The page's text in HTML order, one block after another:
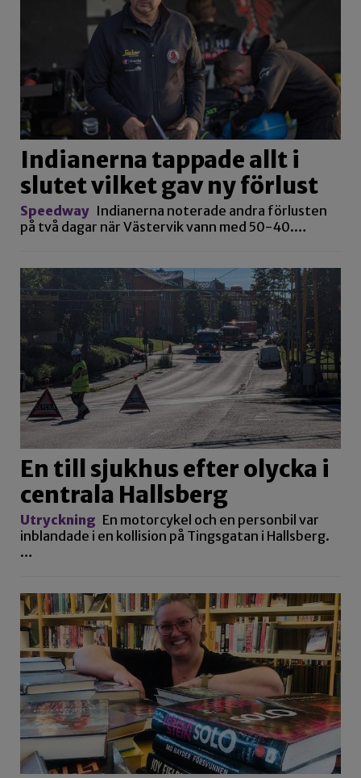
Indianerna tappade allt i
slutet vilket gav ny förlust
Speedway Indianerna noterade andra förlusten
på två dagar när Västervik vann med 50-40.…
En till sjukhus efter olycka i
centrala Hallsberg
Utryckning En motorcykel och en personbil var
inblandade i en kollision på Tingsgatan i Hallsberg.
…